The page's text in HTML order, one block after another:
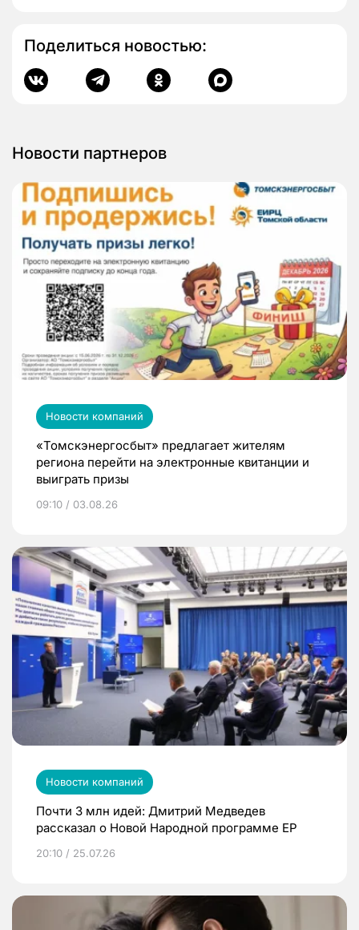
Поделиться новостью:
Новости партнеров
Новости компаний
«Томскэнергосбыт» предлагает жителям
региона перейти на электронные квитанции и
выиграть призы
09:10 / 03.08.26
Новости компаний
Почти 3 млн идей: Дмитрий Медведев
рассказал о Новой Народной программе ЕР
20:10 / 25.07.26